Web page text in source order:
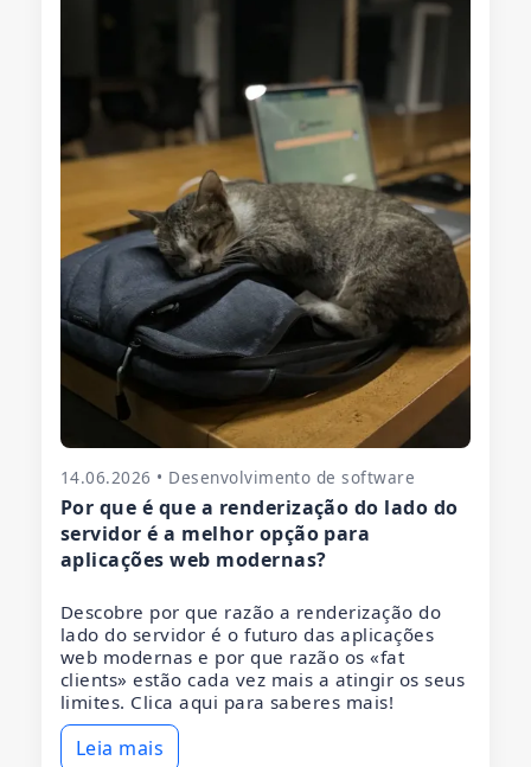
14.06.2026 • Desenvolvimento de software
Por que é que a renderização do lado do
servidor é a melhor opção para
aplicações web modernas?
Descobre por que razão a renderização do
lado do servidor é o futuro das aplicações
web modernas e por que razão os «fat
clients» estão cada vez mais a atingir os seus
limites. Clica aqui para saberes mais!
Leia mais